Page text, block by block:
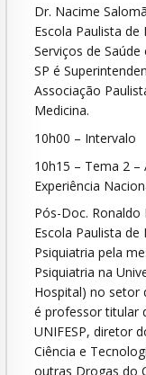
Dr. Nacime
Escola Paulista
Serviços de
SP é
Associação
Medicina.
10h00 – Intervalo
10h15 – Tema 2
Experiência
Pós-Doc.
Escola Paulista
Psiquiatria pela
Psiquiatria na
Hospital) no setor
é professor titular
UNIFESP, diretor
Ciência e
outras Drogas do